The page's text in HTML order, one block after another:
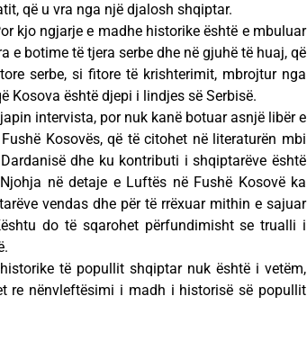
që u vra nga një djalosh shqiptar.
kjo ngjarje e madhe historike është e mbuluar
e botime të tjera serbe dhe në gjuhë të huaj, që
serbe, si fitore të krishterimit, mbrojtur nga
Kosova është djepi i lindjes së Serbisë.
intervista, por nuk kanë botuar asnjë libër e
Kosovës, që të citohet në literaturën mbi
dhe ku kontributi i shqiptarëve është
në detaje e Luftës në Fushë Kosovë ka
vendas dhe për të rrëxuar mithin e sajuar
do të sqarohet përfundimisht se trualli i
të popullit shqiptar nuk është i vetëm,
re nënvleftësimi i madh i historisë së popullit